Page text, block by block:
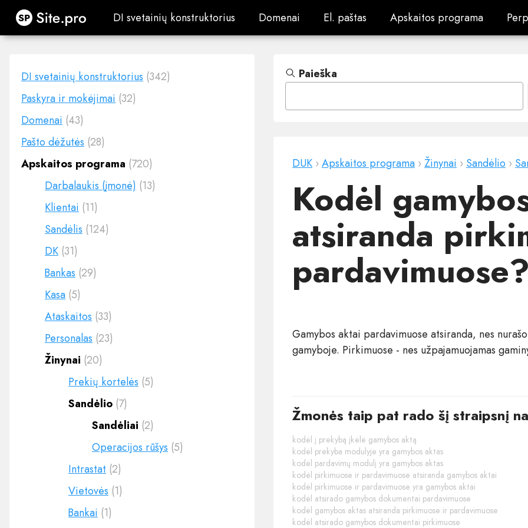
Site.pro DI svetainių konstruktorius
DI svetainių konstruktorius Domenai
Domenai El. paštas
El. paštas Apskaitos programa
Apskaitos programa
DI svetainių konstruktorius (342)
Paskyra ir mokėjimai (32)
Domenai (43)
Pašto dėžutės (28)
Apskaitos programa (720)
Darbalaukis (įmonė) (13)
Klientai (11)
Sandėlis (124)
DK (31)
Bankas (29)
Kasa (5)
Ataskaitos (33)
Personalas (23)
Žinynai (20)
Prekių kortelės (5)
Sandėlio (7)
Sandėliai (2)
Operacijos rūšys (5)
Intrastat (2)
Vietovės (1)
Bankai (1)
Paieška
DUK ›Apskaitos programa ›Žinynai › Sandėlio ›
Kodėl
atsiranda
pardavimuose?
Gamybos aktai pardavimuose atsiranda, nes
gamyboje. Pirkimuose - nes užpajamuojamas
Žmonės taip pat rado šį straipsnį
kodėl į prekybą įkėlė gamybos aktą
kodėl prekyba modulyje yra gamybos aktas
kodėl pardavimų modulį yra gamybos aktas
kodėl pirkimuose ir pardavimuose atsiranda gamybos aktai
kodėl pirkimuose ir pardavimuose yra gamybos aktai
kodėl atsirado gamybos dokumentai pardavimuose
kodėl gamybos aktas atsiranda pirkimuose ir pardavimuose
kodėl atsirado gamybos dokumentai pirkimuose